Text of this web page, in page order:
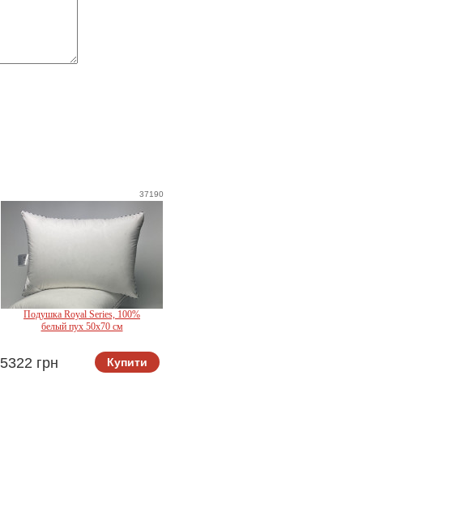
37190
Подушка Royal Series, 100%
белый пух 50x70 см
5322 грн Купити